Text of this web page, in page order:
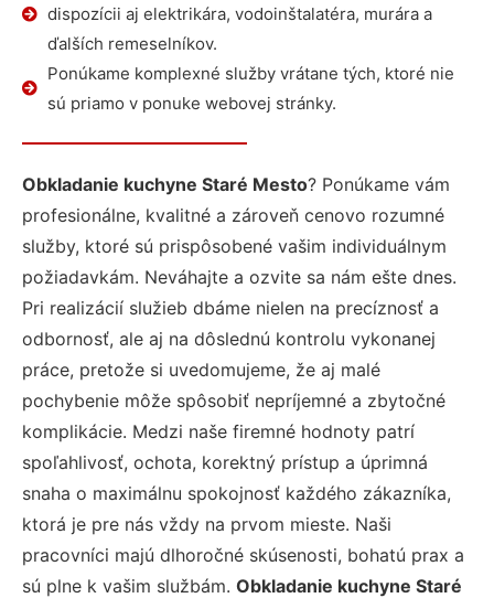
dispozícii aj elektrikára, vodoinštalatéra, murára a
ďalších remeselníkov.
Ponúkame komplexné služby vrátane tých, ktoré nie
sú priamo v ponuke webovej stránky.
Obkladanie kuchyne Staré Mesto? Ponúkame vám
profesionálne, kvalitné a zároveň cenovo rozumné
služby, ktoré sú prispôsobené vašim individuálnym
požiadavkám. Neváhajte a ozvite sa nám ešte dnes.
Pri realizácií služieb dbáme nielen na precíznosť a
odbornosť, ale aj na dôslednú kontrolu vykonanej
práce, pretože si uvedomujeme, že aj malé
pochybenie môže spôsobiť nepríjemné a zbytočné
komplikácie. Medzi naše firemné hodnoty patrí
spoľahlivosť, ochota, korektný prístup a úprimná
snaha o maximálnu spokojnosť každého zákazníka,
ktorá je pre nás vždy na prvom mieste. Naši
pracovníci majú dlhoročné skúsenosti, bohatú prax a
sú plne k vašim službám. Obkladanie kuchyne Staré